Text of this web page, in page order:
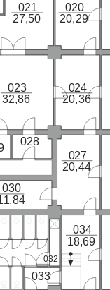
033
032
034
027
023 024
020
021
18,69
20,44
32,86 20,36
20,29
27,50
030
028